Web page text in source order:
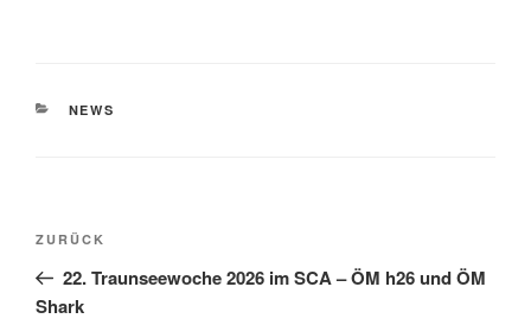
KATEGORIEN
NEWS
Beitragsnavigation
Vorheriger
Beitrag
ZURÜCK
22. Traunseewoche 2026 im SCA – ÖM h26 und ÖM
Shark